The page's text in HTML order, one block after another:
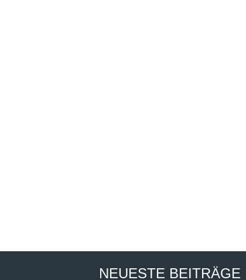
NEUESTE BEITRÄGE